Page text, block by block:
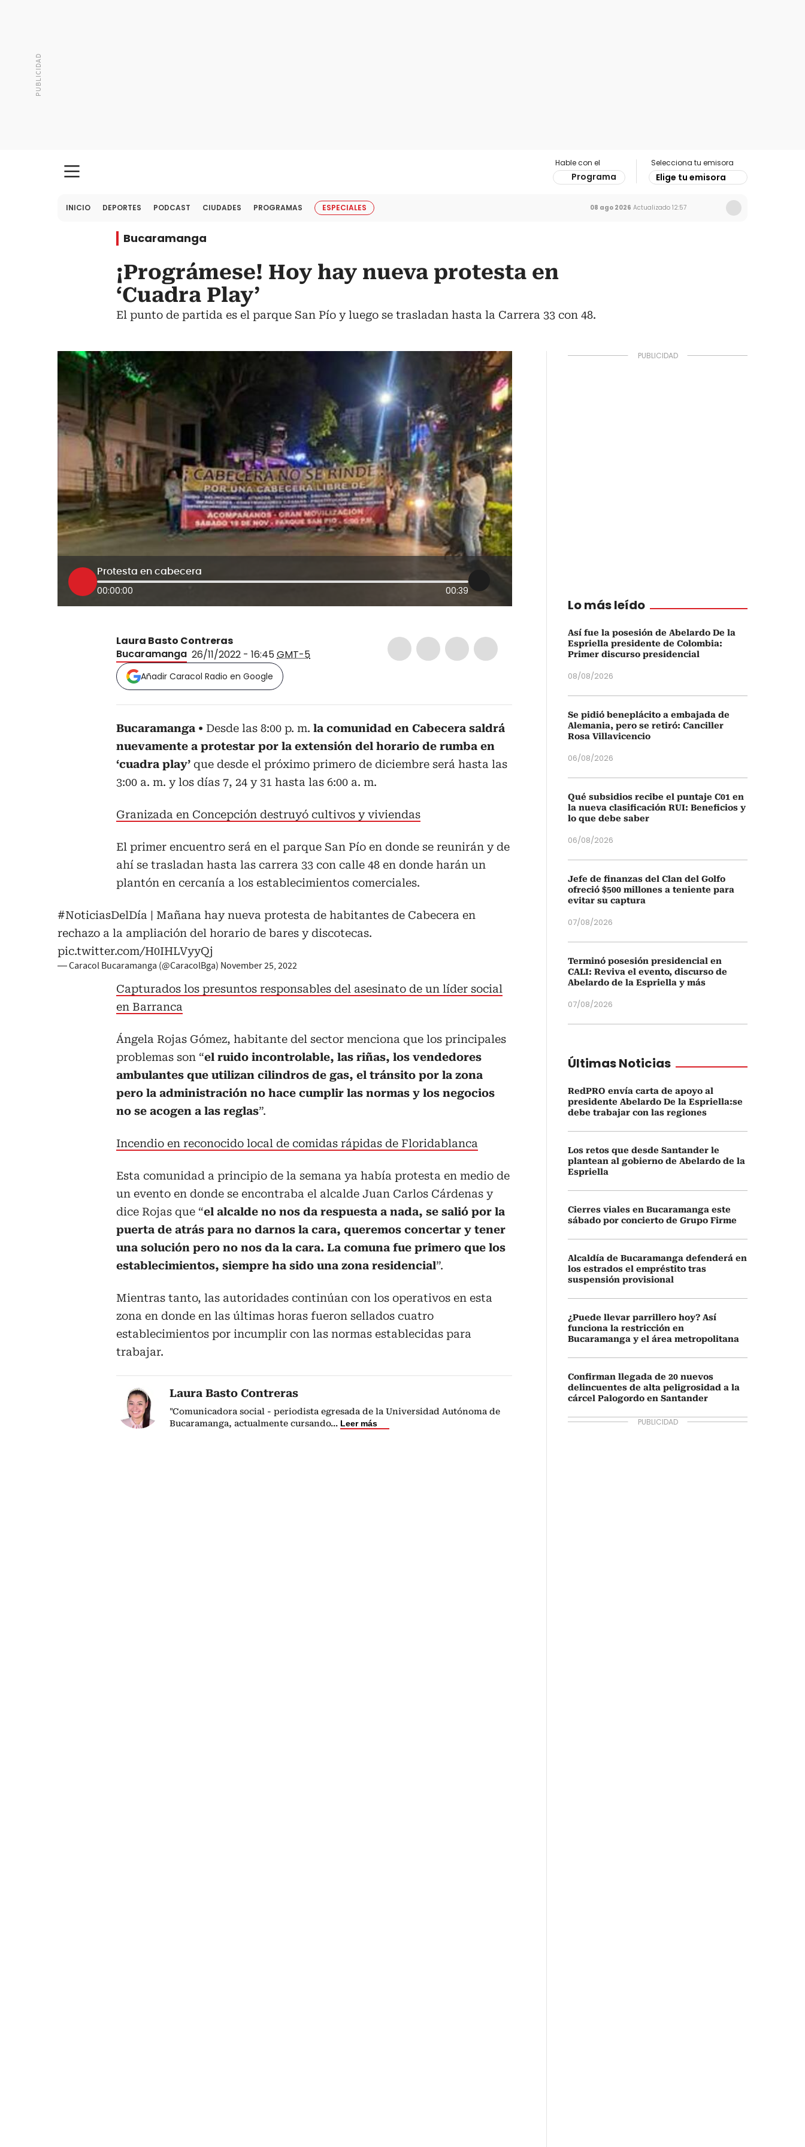
Hable con el
Programa
Selecciona tu emisora
Elige tu emisora
INICIO DEPORTES PODCAST CIUDADES PROGRAMAS ESPECIALES 08 ago 2026 Actualizado 12:57
Bucaramanga
¡Prográmese! Hoy hay nueva protesta en
‘Cuadra Play’
El punto de partida es el parque San Pío y luego se trasladan hasta la Carrera 33 con 48.
Protesta en cabecera
00:00:00 00:39
Laura Basto Contreras
Bucaramanga 26/11/2022 - 16:45GMT-5
Añadir Caracol Radio en Google
Bucaramanga Desde las 8:00 p. m. la comunidad en Cabecera saldrá
nuevamente a protestar por la extensión del horario de rumba en
‘cuadra play’ que desde el próximo primero de diciembre será hasta las
3:00 a. m. y los días 7, 24 y 31 hasta las 6:00 a. m.
Granizada en Concepción destruyó cultivos y viviendas
El primer encuentro será en el parque San Pío en donde se reunirán y de
ahí se trasladan hasta las carrera 33 con calle 48 en donde harán un
plantón en cercanía a los establecimientos comerciales.
#NoticiasDelDía | Mañana hay nueva protesta de habitantes de Cabecera en
rechazo a la ampliación del horario de bares y discotecas.
pic.twitter.com/H0IHLVyyQj
— Caracol Bucaramanga (@CaracolBga) November 25, 2022
Capturados los presuntos responsables del asesinato de un líder social
en Barranca
Ángela Rojas Gómez, habitante del sector menciona que los principales
problemas son “el ruido incontrolable, las riñas, los vendedores
ambulantes que utilizan cilindros de gas, el tránsito por la zona
pero la administración no hace cumplir las normas y los negocios
no se acogen a las reglas”.
Incendio en reconocido local de comidas rápidas de Floridablanca
Esta comunidad a principio de la semana ya había protesta en medio de
un evento en donde se encontraba el alcalde Juan Carlos Cárdenas y
dice Rojas que “el alcalde no nos da respuesta a nada, se salió por la
puerta de atrás para no darnos la cara, queremos concertar y tener
una solución pero no nos da la cara. La comuna fue primero que los
establecimientos, siempre ha sido una zona residencial”.
Mientras tanto, las autoridades continúan con los operativos en esta
zona en donde en las últimas horas fueron sellados cuatro
establecimientos por incumplir con las normas establecidas para
trabajar.
Laura Basto Contreras
"Comunicadora social - periodista egresada de la Universidad Autónoma de
Bucaramanga, actualmente cursando... Leer más
Lo más leído
Así fue la posesión de Abelardo De la
Espriella presidente de Colombia:
Primer discurso presidencial
08/08/2026
Se pidió beneplácito a embajada de
Alemania, pero se retiró: Canciller
Rosa Villavicencio
06/08/2026
Qué subsidios recibe el puntaje C01 en
la nueva clasificación RUI: Beneficios y
lo que debe saber
06/08/2026
Jefe de finanzas del Clan del Golfo
ofreció $500 millones a teniente para
evitar su captura
07/08/2026
Terminó posesión presidencial en
CALI: Reviva el evento, discurso de
Abelardo de la Espriella y más
07/08/2026
Últimas Noticias
RedPRO envía carta de apoyo al
presidente Abelardo De la Espriella:se
debe trabajar con las regiones
Los retos que desde Santander le
plantean al gobierno de Abelardo de la
Espriella
Cierres viales en Bucaramanga este
sábado por concierto de Grupo Firme
Alcaldía de Bucaramanga defenderá en
los estrados el empréstito tras
suspensión provisional
¿Puede llevar parrillero hoy? Así
funciona la restricción en
Bucaramanga y el área metropolitana
Confirman llegada de 20 nuevos
delincuentes de alta peligrosidad a la
cárcel Palogordo en Santander